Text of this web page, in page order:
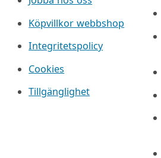
Köpvillkor webbshop
Integritetspolicy
Cookies
Tillgänglighet